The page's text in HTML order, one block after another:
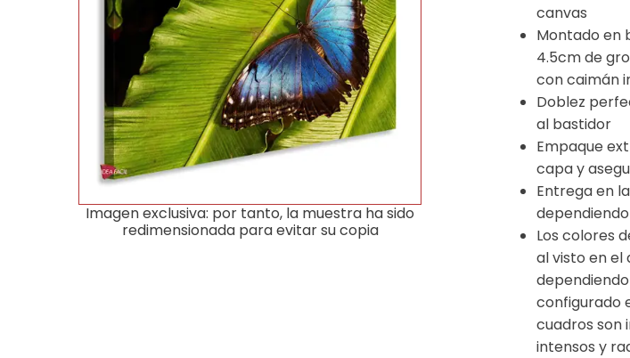
Imagen exclusiva: por tanto, la muestra ha sido
redimensionada para evitar su copia
canvas
Montado en
4.5cm de
con caimán
Doblez
al bastidor
Empaque
capa y
Entrega en
Los colores
al visto en el
configurado
cuadros son
intensos y